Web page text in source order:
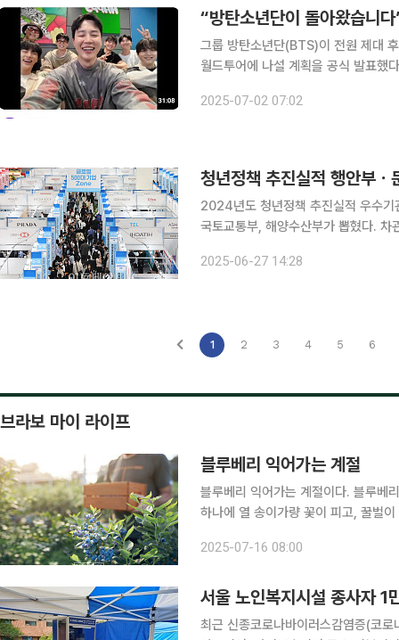
“방탄소년단이 돌아왔습니
그룹 방탄소년단(BTS)이 전원 제대
월드투어에 나설 계획을 공식 발표했다. 방탄소년단은 1일 밤 글로벌 팬 플랫폼 위버스
약 2년 9개월 만이다. 팬들 앞에 다시
2025-07-02 07:02
청년정책 추진실적 행안부
2024년도 청년정책 추진실적 우수기
국토교통부, 해양수산부가 뽑혔다. 차
적 평가결과'를 발표했다. 이번 평가
2025-06-27 14:28
1 2 3 4 5 6
브라보 마이 라이프
블루베리 익어가는 계절
블루베리 익어가는 계절이다. 블루베
하나에 열 송이가량 꽃이 피고, 꿀벌이 다녀
든다. 불필요한 가지에 주렁주렁 매달
2025-07-16 08:00
서울 노인복지시설 종사자
최근 신종코로나바이러스감염증(코